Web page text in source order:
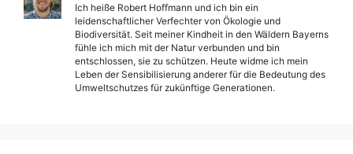
Ich heiße Robert Hoffmann und ich bin ein
leidenschaftlicher Verfechter von Ökologie und
Biodiversität. Seit meiner Kindheit in den Wäldern Bayerns
fühle ich mich mit der Natur verbunden und bin
entschlossen, sie zu schützen. Heute widme ich mein
Leben der Sensibilisierung anderer für die Bedeutung des
Umweltschutzes für zukünftige Generationen.